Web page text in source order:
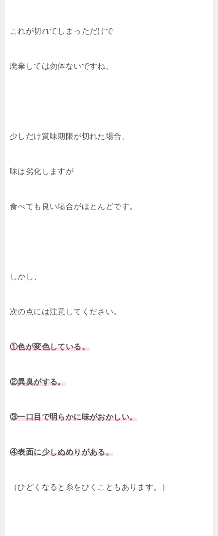
これが切れてしまっただけで
廃棄しては勿体ないですね。
少しだけ賞味期限が切れた場合、
味は劣化しますが
食べても良い場合がほとんどです。
しかし、
次の点には注意してください。
①色が変色している。
②異臭がする。
③一口目で明らかに味がおかしい。
④表面に少しぬめりがある。
（ひどくなると糸をひくこともあります。）